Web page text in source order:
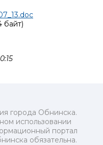
байт)
города Обнинска.
использовании
портал
обязательна.